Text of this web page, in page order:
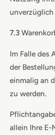
7.3
Im Falle des
der
einmalig an
zu werden.
allein Ihre E-